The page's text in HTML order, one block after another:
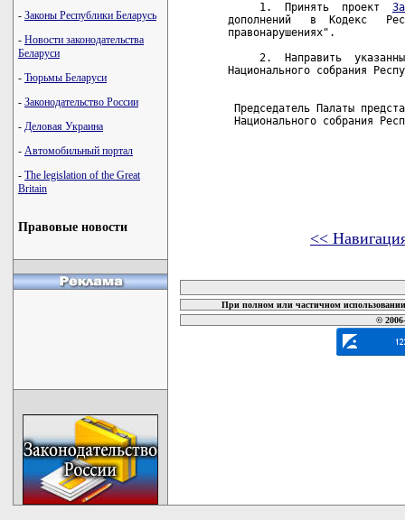
- Законы Республики Беларусь
- Новости законодательства
Беларуси
- Тюрьмы Беларуси
- Законодательство России
- Деловая Украина
- Автомобильный портал
- The legislation of the Great
Britain
Правовые новости
     1.  Принять  проект
дополнений   в  Кодекс
правонарушениях".
2.  Направить
Национального собрания
Председатель Палаты
Национального собрания
<<
При полном или частичном
©